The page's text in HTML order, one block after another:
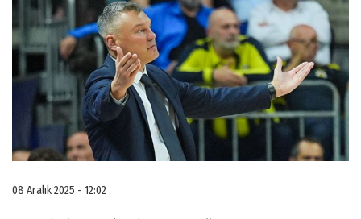
08 Aralık 2025 - 12:02